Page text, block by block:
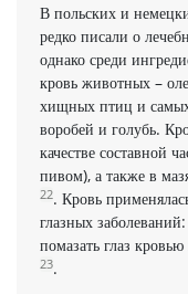
В польских и
редко писали о
однако среди
кровь животных –
хищных птиц и
воробей и голубь.
качестве составной
пивом), а также в
22. Кровь
глазных
помазать глаз
23.